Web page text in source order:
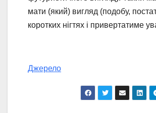
мати (який) вигляд (подобу,
коротких нігтях і привертатиме
Джерело